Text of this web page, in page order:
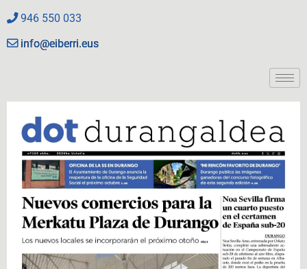
946 550 033
info@eiberri.eus